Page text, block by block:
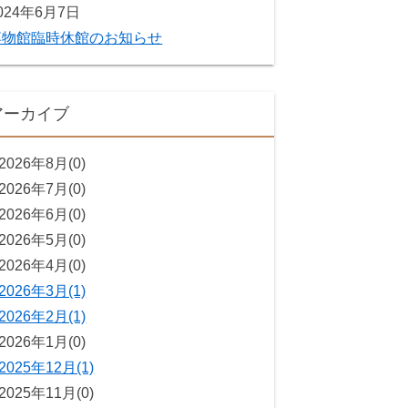
年6月7日
館臨時休館のお知らせ
ーカイブ
年8月(0)
年7月(0)
年6月(0)
年5月(0)
年4月(0)
年3月(1)
年2月(1)
年1月(0)
年12月(1)
年11月(0)